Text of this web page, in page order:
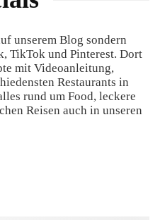
unserem Blog sondern
TikTok und Pinterest. Dort
mit Videoanleitung,
Restaurants in
rund um Food, leckere
Reisen auch in unseren